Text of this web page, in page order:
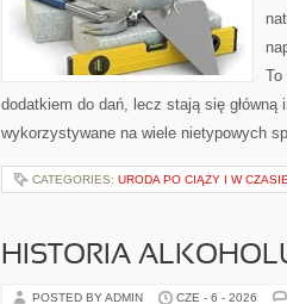
To
dodatkiem do dań, lecz stają się
wykorzystywane na wiele nietypowych
CATEGORIES: URODA PO CIĄŻY I W
HISTORIA
POSTED BY ADMIN CZE - 6 - 2026